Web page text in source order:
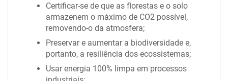
Certificar-se de que as florestas e o solo
armazenem o máximo de CO2 possível,
removendo-o da atmosfera;
Preservar e aumentar a biodiversidade e,
portanto, a resiliência dos ecossistemas;
Usar energia 100% limpa em processos